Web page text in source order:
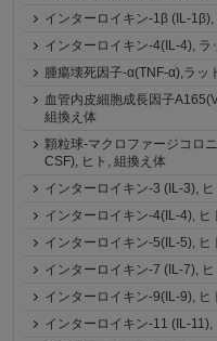
インターロイキン-1β (IL-
インターロイキン-4(IL-4), ラ
腫瘍壊死因子-α(TNF-α),ラッ
血管内皮細胞成長因子
組換え体
顆粒球-マクロファージコロ
CSF), ヒト, 組換え体
インターロイキン-3 (IL-3),
インターロイキン-4(IL-4), ヒ
インターロイキン-5(IL-5), ヒ
インターロイキン-7 (IL-7),
インターロイキン-9(IL-9), ヒ
インターロイキン-11 (IL-11),